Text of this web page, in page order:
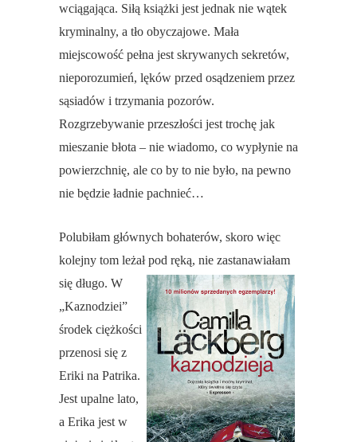
wciągająca. Siłą książki jest jednak nie wątek
kryminalny, a tło obyczajowe. Mała
miejscowość pełna jest skrywanych sekretów,
nieporozumień, lęków przed osądzeniem przez
sąsiadów i trzymania pozorów.
Rozgrzebywanie przeszłości jest trochę jak
mieszanie błota – nie wiadomo, co wypłynie na
powierzchnię, ale co by to nie było, na pewno
nie będzie ładnie pachnieć…
Polubiłam głównych bohaterów, skoro więc
kolejny tom leżał pod ręką, nie zastanawiałam
się długo. W
„Kaznodziei”
środek ciężkości
przenosi się z
Eriki na Patrika.
Jest upalne lato,
a Erika jest w